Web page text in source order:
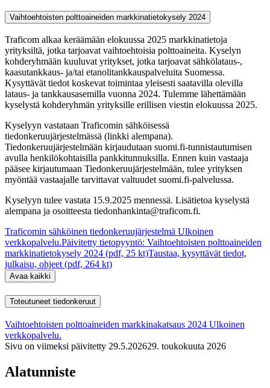
Vaihtoehtoisten polttoaineiden markkinatietokysely 2024
Traficom alkaa keräämään elokuussa 2025 markkinatietoja
yrityksiltä, jotka tarjoavat vaihtoehtoisia polttoaineita. Kyselyn
kohderyhmään kuuluvat yritykset, jotka tarjoavat sähkölataus-,
kaasutankkaus- ja/tai etanolitankkauspalveluita Suomessa.
Kysyttävät tiedot koskevat toimintaa yleisesti saatavilla olevilla
lataus- ja tankkausasemilla vuonna 2024. Tulemme lähettämään
kyselystä kohderyhmän yrityksille erillisen viestin elokuussa 2025.
Kyselyyn vastataan Traficomin sähköisessä
tiedonkeruujärjestelmässä (linkki alempana).
Tiedonkeruujärjestelmään kirjaudutaan suomi.fi-tunnistautumisen
avulla henkilökohtaisilla pankkitunnuksilla. Ennen kuin vastaaja
pääsee kirjautumaan Tiedonkeruujärjestelmään, tulee yrityksen
myöntää vastaajalle tarvittavat valtuudet suomi.fi-palvelussa.
Kyselyyn tulee vastata 15.9.2025 mennessä. Lisätietoa kyselystä
alempana ja osoitteesta tiedonhankinta@traficom.fi.
Traficomin sähköinen tiedonkeruujärjestelmä Ulkoinen
verkkopalvelu.Päivitetty tietopyyntö: Vaihtoehtoisten polttoaineiden
markkinatietokysely 2024 (pdf, 25 kt)Taustaa, kysyttävät tiedot,
julkaisu, ohjeet (pdf, 264 kt)
Avaa kaikki
Toteutuneet tiedonkeruut
Vaihtoehtoisten polttoaineiden markkinakatsaus 2024 Ulkoinen
verkkopalvelu.
Sivu on viimeksi päivitetty 29.5.202629. toukokuuta 2026
Alatunniste